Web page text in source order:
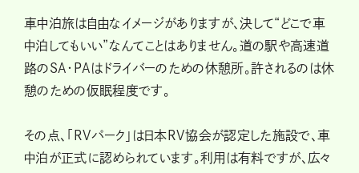
車中泊旅は自由なイメージがありますが、決して“どこで車
中泊してもいい”なんてことはありません。道の駅や高速道
路のSA・PAはドライバーのための休憩所。許されるのは休
憩のための仮眠程度です。
その点、「RVパーク」は日本RV協会が認定した施設で、車
中泊が正式に認められています。利用は有料ですが、広々